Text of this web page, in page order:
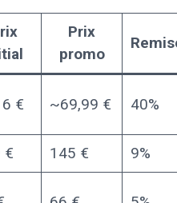
Prix
promo
€ ~69,99 € 40%
€ 145 € 9%